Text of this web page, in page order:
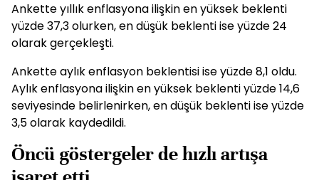
Ankette yıllık enflasyona ilişkin en yüksek beklenti
yüzde 37,3 olurken, en düşük beklenti ise yüzde 24
olarak gerçekleşti.
Ankette aylık enflasyon beklentisi ise yüzde 8,1 oldu.
Aylık enflasyona ilişkin en yüksek beklenti yüzde 14,6
seviyesinde belirlenirken, en düşük beklenti ise yüzde
3,5 olarak kaydedildi.
Öncü göstergeler de hızlı artışa